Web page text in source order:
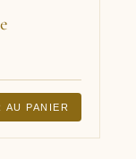
AU PANIER